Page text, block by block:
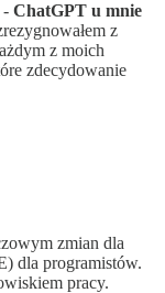
- ChatGPT u mnie
z
z moich
zdecydowanie
zmian dla
dla programistów.
pracy.